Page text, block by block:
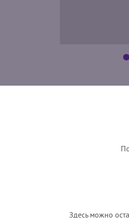
Здесь можно